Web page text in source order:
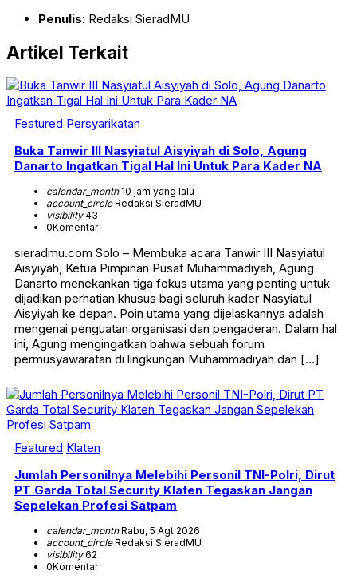
Penulis: Redaksi SieradMU
Artikel Terkait
Featured Persyarikatan
Buka Tanwir III Nasyiatul Aisyiyah di Solo, Agung
Danarto Ingatkan Tigal Hal Ini Untuk Para Kader NA
calendar_month10 jam yang lalu
account_circleRedaksi SieradMU
visibility43
0Komentar
sieradmu.com Solo – Membuka acara Tanwir III Nasyiatul
Aisyiyah, Ketua Pimpinan Pusat Muhammadiyah, Agung
Danarto menekankan tiga fokus utama yang penting untuk
dijadikan perhatian khusus bagi seluruh kader Nasyiatul
Aisyiyah ke depan. Poin utama yang dijelaskannya adalah
mengenai penguatan organisasi dan pengaderan. Dalam hal
ini, Agung mengingatkan bahwa sebuah forum
permusyawaratan di lingkungan Muhammadiyah dan […]
Featured Klaten
Jumlah Personilnya Melebihi Personil TNI-Polri, Dirut
PT Garda Total Security Klaten Tegaskan Jangan
Sepelekan Profesi Satpam
calendar_monthRabu, 5 Agt 2026
account_circleRedaksi SieradMU
visibility62
0Komentar